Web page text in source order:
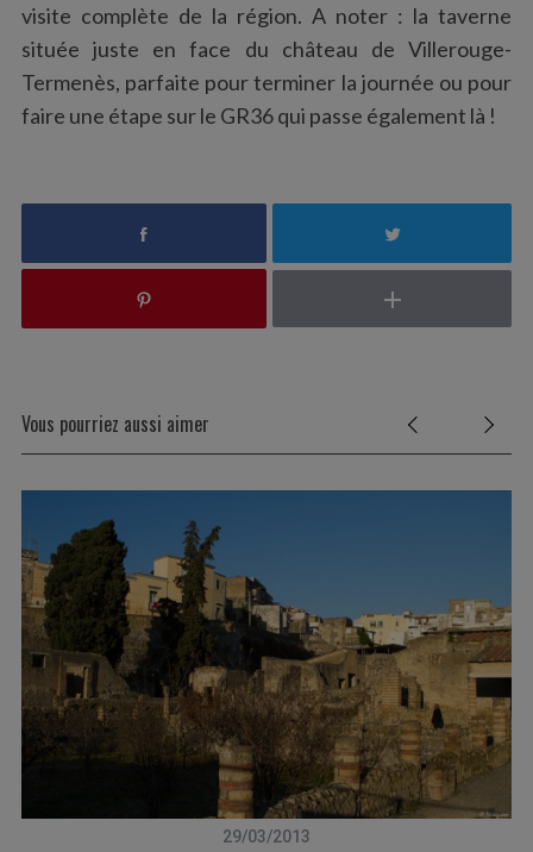
visite complète de la région. A noter : la taverne
située juste en face du château de Villerouge-
Termenès, parfaite pour terminer la journée ou pour
faire une étape sur le GR36 qui passe également là !
Vous pourriez aussi aimer
29/03/2013